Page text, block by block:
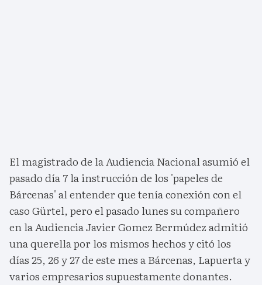
El magistrado de la Audiencia Nacional asumió el
pasado día 7 la instrucción de los 'papeles de
Bárcenas' al entender que tenía conexión con el
caso Gürtel, pero el pasado lunes su compañero
en la Audiencia Javier Gomez Bermúdez admitió
una querella por los mismos hechos y citó los
días 25, 26 y 27 de este mes a Bárcenas, Lapuerta y
varios empresarios supuestamente donantes.